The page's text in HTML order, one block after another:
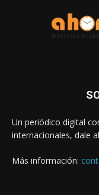
Un periódico digital
internacionales, dale
Más información: